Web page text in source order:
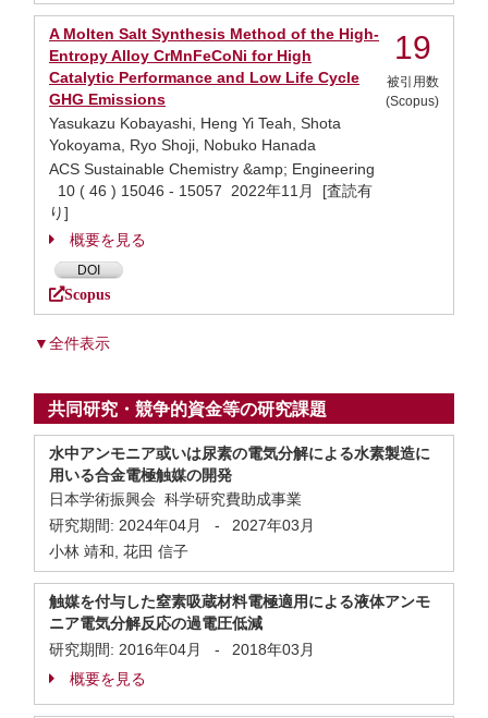
A Molten Salt Synthesis Method of the High-
Entropy Alloy CrMnFeCoNi for High
Catalytic Performance and Low Life Cycle
GHG Emissions
Yasukazu Kobayashi, Heng Yi Teah, Shota
Yokoyama, Ryo Shoji, Nobuko Hanada
ACS Sustainable Chemistry &amp; Engineering
10 ( 46 ) 15046 - 15057 2022年11月 [査読有
り]
概要を見る
DOI
Scopus
19
被引用数
(Scopus)
▼全件表示
共同研究・競争的資金等の研究課題
水中アンモニア或いは尿素の電気分解による水素製造に
用いる合金電極触媒の開発
日本学術振興会 科学研究費助成事業
研究期間: 2024年04月 -
2027年03月
小林 靖和, 花田 信子
触媒を付与した窒素吸蔵材料電極適用による液体アンモ
ニア電気分解反応の過電圧低減
研究期間: 2016年04月 -
2018年03月
概要を見る